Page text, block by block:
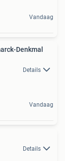
Vandaag
Denkmal
Details
Vandaag
Details